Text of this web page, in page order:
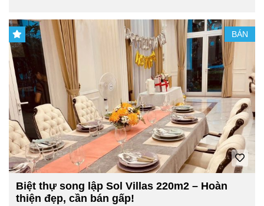
BÁN
Biệt thự song lập Sol Villas 220m2 – Hoàn
thiện đẹp, cần bán gấp!